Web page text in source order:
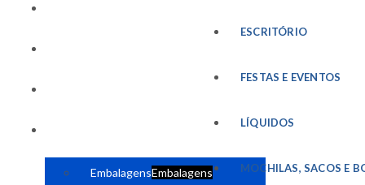
EmbalagensEmbalagens
ESCRITÓRIO
FESTAS E EVENTOS
LÍQUIDOS
MOCHILAS, SACOS E